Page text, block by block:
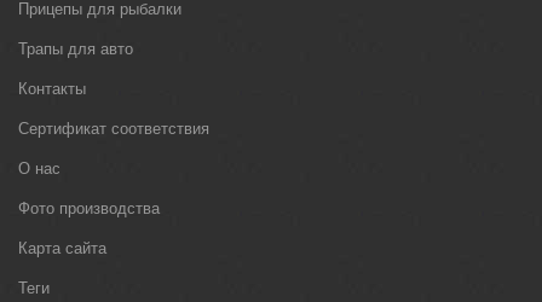
Прицепы для рыбалки
Трапы для авто
Контакты
Сертификат соответствия
О нас
Фото производства
Карта сайта
Теги